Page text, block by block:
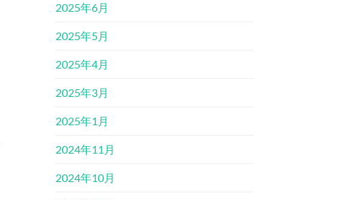
2025年6月
2025年5月
2025年4月
2025年3月
2025年1月
2024年11月
2024年10月